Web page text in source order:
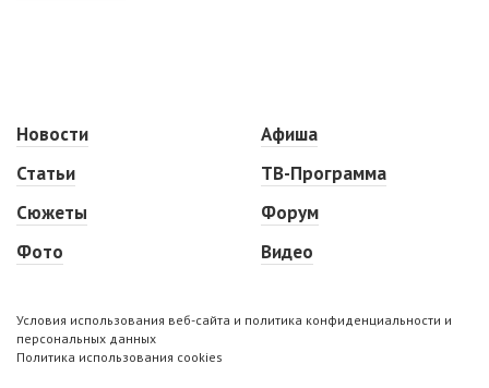
Новости
Статьи
Сюжеты
Фото
Афиша
ТВ-Программа
Форум
Видео
Условия использования веб-сайта и политика конфиденциальности и
персональных данных
Политика использования cookies